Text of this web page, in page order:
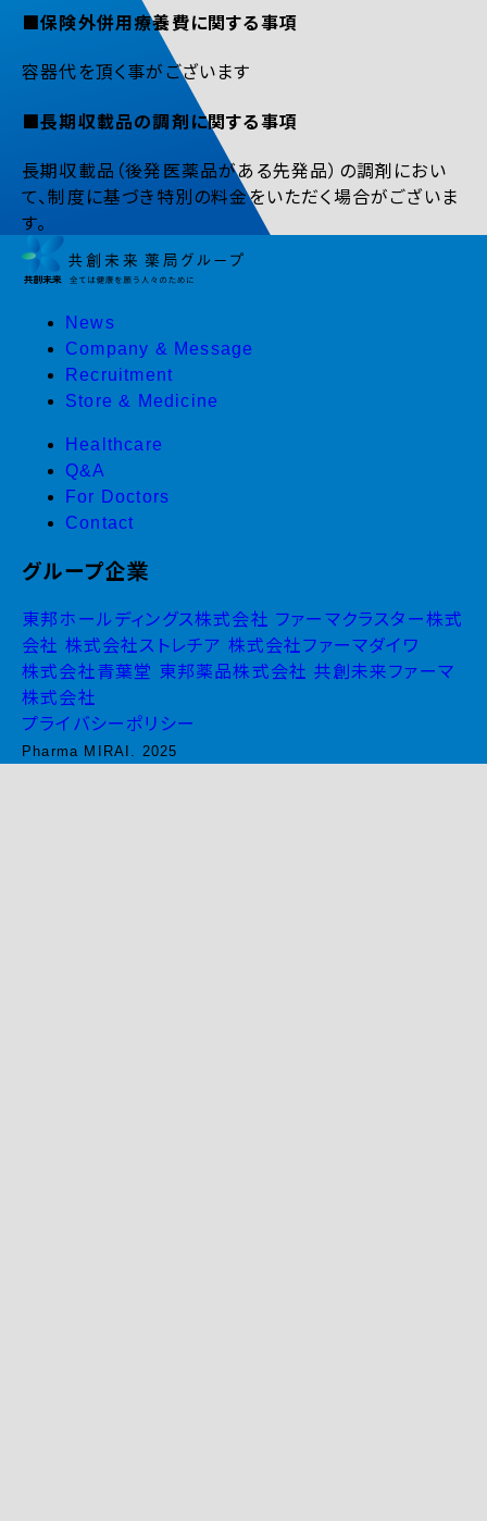
■保険外併用療養費に関する事項
容器代を頂く事がございます
■長期収載品の調剤に関する事項
長期収載品（後発医薬品がある先発品）の調剤におい
て、制度に基づき特別の料金をいただく場合がございま
す。
News
Company & Message
Recruitment
Store & Medicine
Healthcare
Q&A
For Doctors
Contact
グループ企業
東邦ホールディングス株式会社 ファーマクラスター株式
会社 株式会社ストレチア 株式会社ファーマダイワ
株式会社青葉堂 東邦薬品株式会社 共創未来ファーマ
株式会社
プライバシーポリシー
Pharma MIRAI. 2025